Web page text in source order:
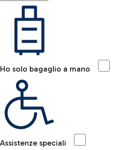
Ho solo bagaglio a mano
Assistenze speciali